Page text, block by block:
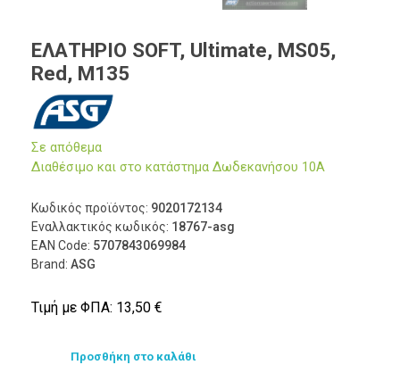
ΕΛΑΤΗΡΙΟ SOFT, Ultimate, MS05,
Red, M135
Σε απόθεμα
Διαθέσιμο και στο κατάστημα Δωδεκανήσου 10Α
Κωδικός προϊόντος: 9020172134
Εναλλακτικός κωδικός: 18767-asg
EAN Code: 5707843069984
Brand: ASG
Τιμή με ΦΠΑ: 13,50 €
Προσθήκη στο καλάθι